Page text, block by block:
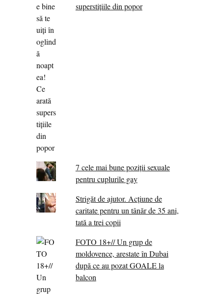
superstițiile din popor
7 cele mai bune poziții sexuale
pentru cuplurile gay
Strigăt de ajutor. Acțiune de
caritate pentru un tânăr de 35 ani,
tată a trei copii
FOTO 18+// Un grup de
moldovence, arestate în Dubai
după ce au pozat GOALE la
balcon